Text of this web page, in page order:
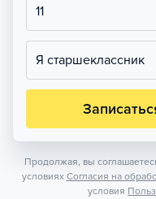
11
Я старшеклассник
Продолжая, вы
условиях Согласия на
условия